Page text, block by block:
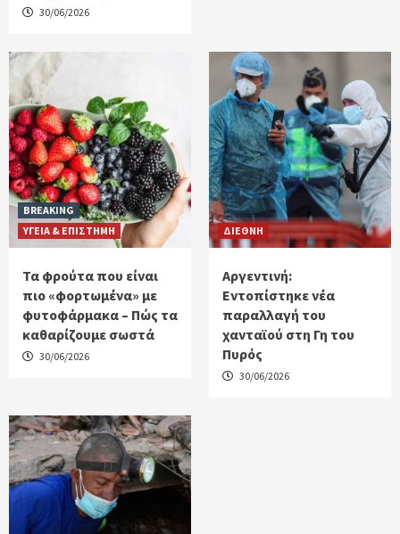
30/06/2026
BREAKING
ΥΓΕΙΑ & ΕΠΙΣΤΗΜΗ
Τα φρούτα που είναι
πιο «φορτωμένα» με
φυτοφάρμακα – Πώς τα
καθαρίζουμε σωστά
30/06/2026
ΔΙΕΘΝΗ
Αργεντινή:
Εντοπίστηκε νέα
παραλλαγή του
χανταϊού στη Γη του
Πυρός
30/06/2026